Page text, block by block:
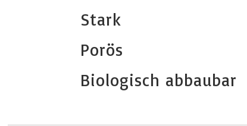
Stark
Porös
Biologisch abbaubar